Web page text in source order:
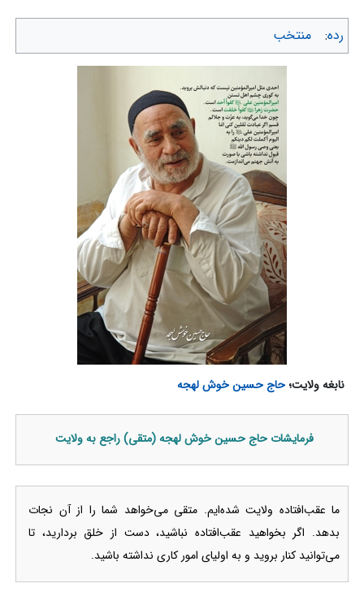
رده: منتخب
نابغه ولایت؛حاج حسین خوش لهجه
فرمایشات حاج حسین خوش لهجه (متقی) راجع به ولایت
ما عقب‌افتاده ولایت شده‌ایم. متقی می‌خواهد شما را از آن نجات
بدهد. اگر بخواهید عقب‌افتاده نباشید، دست از خلق بردارید، تا
می‌توانید کنار بروید و به اولیای امور کاری نداشته باشید.